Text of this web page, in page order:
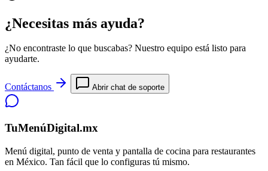
¿Necesitas más ayuda?
¿No encontraste lo que buscabas? Nuestro equipo está listo para
ayudarte.
Contáctanos Abrir chat de soporte
TuMenúDigital.mx
Menú digital, punto de venta y pantalla de cocina para restaurantes
en México. Tan fácil que lo configuras tú mismo.